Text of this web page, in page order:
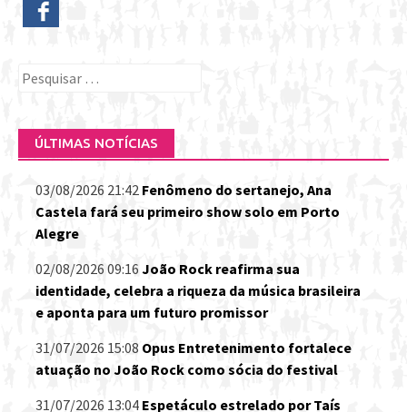
Pesquisar
ÚLTIMAS NOTÍCIAS
03/08/2026 21:42 Fenômeno do sertanejo, Ana
Castela fará seu primeiro show solo em Porto
Alegre
02/08/2026 09:16 João Rock reafirma sua
identidade, celebra a riqueza da música brasileira
e aponta para um futuro promissor
31/07/2026 15:08 Opus Entretenimento fortalece
atuação no João Rock como sócia do festival
31/07/2026 13:04 Espetáculo estrelado por Taís